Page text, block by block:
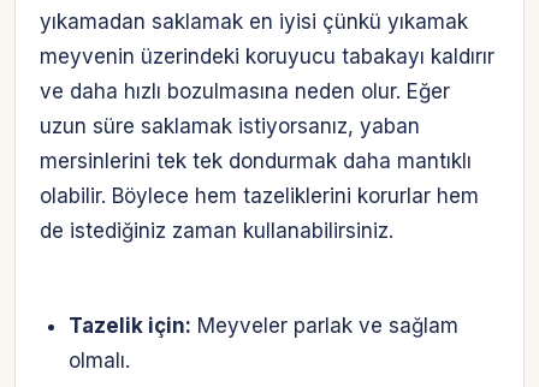
yıkamadan saklamak en iyisi çünkü yıkamak
meyvenin üzerindeki koruyucu tabakayı kaldırır
ve daha hızlı bozulmasına neden olur. Eğer
uzun süre saklamak istiyorsanız, yaban
mersinlerini tek tek dondurmak daha mantıklı
olabilir. Böylece hem tazeliklerini korurlar hem
de istediğiniz zaman kullanabilirsiniz.
Tazelik için: Meyveler parlak ve sağlam
olmalı.